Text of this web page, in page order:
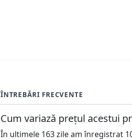
ÎNTREBĂRI FRECVENTE
Cum variază prețul acestui
În ultimele 163 zile am înregistrat